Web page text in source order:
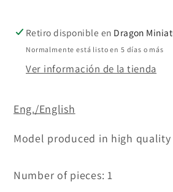
Retiro disponible en Dragon
Normalmente está listo en 5 días o más
Ver información de la tienda
Eng./English
Model produced in high quality
Number of pieces: 1